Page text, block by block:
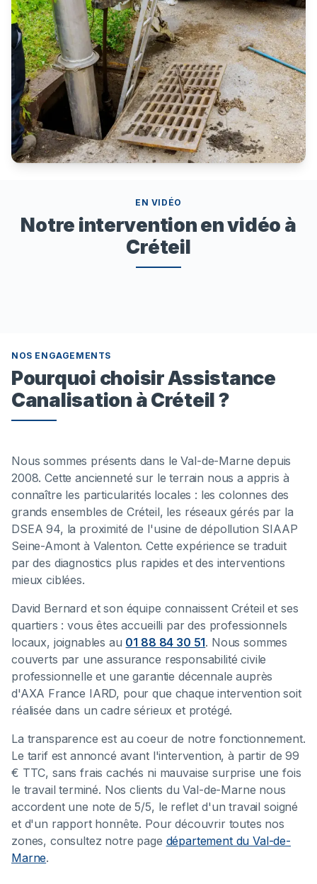
EN VIDÉO
Notre intervention en vidéo à
Créteil
NOS ENGAGEMENTS
Pourquoi choisir Assistance
Canalisation à Créteil ?
Nous sommes présents dans le Val-de-Marne depuis
2008. Cette ancienneté sur le terrain nous a appris à
connaître les particularités locales : les colonnes des
grands ensembles de Créteil, les réseaux gérés par la
DSEA 94, la proximité de l'usine de dépollution SIAAP
Seine-Amont à Valenton. Cette expérience se traduit
par des diagnostics plus rapides et des interventions
mieux ciblées.
David Bernard et son équipe connaissent Créteil et ses
quartiers : vous êtes accueilli par des professionnels
locaux, joignables au 01 88 84 30 51. Nous sommes
couverts par une assurance responsabilité civile
professionnelle et une garantie décennale auprès
d'AXA France IARD, pour que chaque intervention soit
réalisée dans un cadre sérieux et protégé.
La transparence est au coeur de notre fonctionnement.
Le tarif est annoncé avant l'intervention, à partir de 99
€ TTC, sans frais cachés ni mauvaise surprise une fois
le travail terminé. Nos clients du Val-de-Marne nous
accordent une note de 5/5, le reflet d'un travail soigné
et d'un rapport honnête. Pour découvrir toutes nos
zones, consultez notre page département du Val-de-
Marne.